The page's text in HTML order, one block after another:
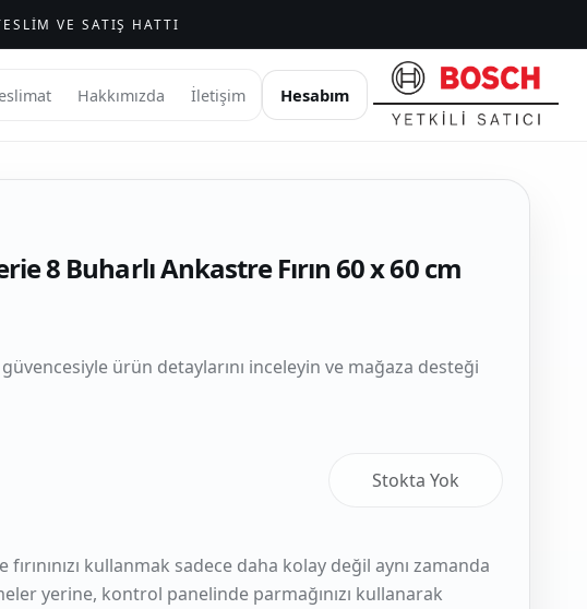
VE SATIŞ HATTI
Hakkımızda İletişim Hesabım
8 Buharlı Ankastre Fırın 60 x 60 cm
ürün detaylarını inceleyin ve mağaza desteği
Stokta Yok
kullanmak sadece daha kolay değil aynı zamanda
yerine, kontrol panelinde parmağınızı kullanarak